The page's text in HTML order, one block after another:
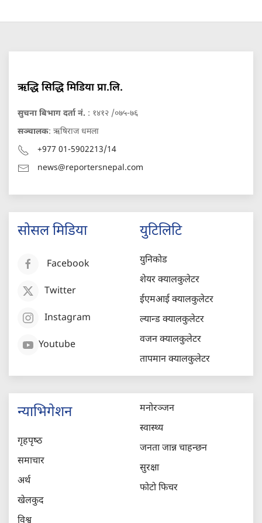
ऋद्धि सिद्धि मिडिया प्रा.लि.
सुचना बिभाग दर्ता नं. : १४१२ /०७५-७६
सञ्चालक: ऋषिराज धमला
+977 01-5902213/14
news@reportersnepal.com
सोसल मिडिया
Facebook
Twitter
Instagram
Youtube
युटिलिटि
युनिकोड
शेयर क्यालकुलेटर
ईएमआई क्यालकुलेटर
ल्यान्ड क्यालकुलेटर
वजन क्यालकुलेटर
तापमान क्यालकुलेटर
न्याभिगेशन
गृहपृष्‍ठ
समाचार
अर्थ
खेलकुद
मनोरञ्जन
स्वास्थ्य
जनता जान्न चाहन्छन
सुरक्षा
फोटो फिचर